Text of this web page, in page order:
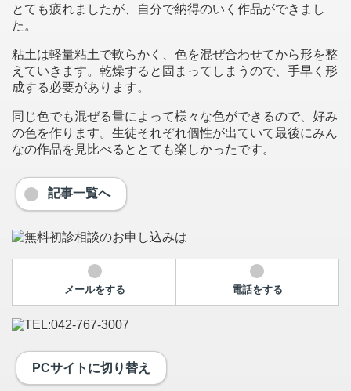
とても疲れましたが、自分で納得のいく作品ができまし
た。
粘土は軽量粘土で軟らかく、色を混ぜ合わせてから形を整
えていきます。乾燥すると固まってしまうので、手早く形
成する必要があります。
同じ色でも混ぜる量によって様々な色ができるので、好み
の色を作ります。生徒それぞれ個性が出ていて最後にみん
なの作品を見比べるととても楽しかったです。
記事一覧へ
メールをする 電話をする
PCサイトに切り替え